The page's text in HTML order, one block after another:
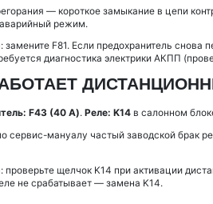
— короткое замыкание в цепи
аварийный режим.
замените F81. Если предохранитель
диагностика электрики АКПП
F43 (40 А). Реле: K14 в салонном
сервис-мануалу частый заводской брак
проверьте щелчок K14 при активации
не срабатывает — замена K14.